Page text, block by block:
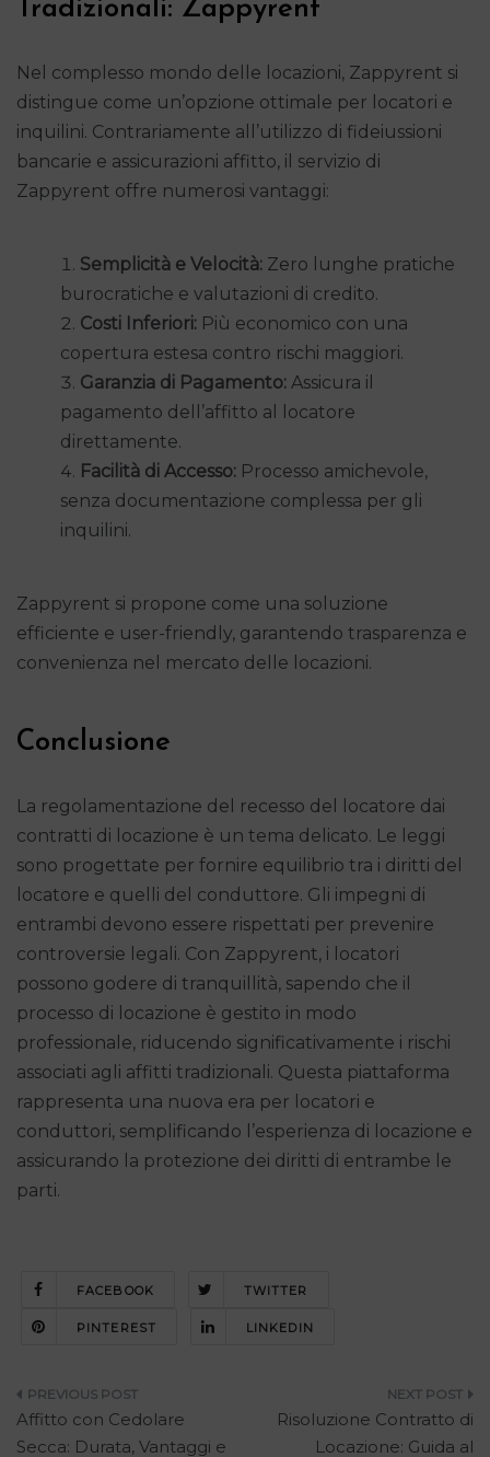
Tradizionali: Zappyrent
Nel complesso mondo delle locazioni, Zappyrent si
distingue come un’opzione ottimale per locatori e
inquilini. Contrariamente all’utilizzo di fideiussioni
bancarie e assicurazioni affitto, il servizio di
Zappyrent offre numerosi vantaggi:
Semplicità e Velocità: Zero lunghe pratiche
burocratiche e valutazioni di credito.
Costi Inferiori: Più economico con una
copertura estesa contro rischi maggiori.
Garanzia di Pagamento: Assicura il
pagamento dell’affitto al locatore
direttamente.
Facilità di Accesso: Processo amichevole,
senza documentazione complessa per gli
inquilini.
Zappyrent si propone come una soluzione
efficiente e user-friendly, garantendo trasparenza e
convenienza nel mercato delle locazioni.
Conclusione
La regolamentazione del recesso del locatore dai
contratti di locazione è un tema delicato. Le leggi
sono progettate per fornire equilibrio tra i diritti del
locatore e quelli del conduttore. Gli impegni di
entrambi devono essere rispettati per prevenire
controversie legali. Con Zappyrent, i locatori
possono godere di tranquillità, sapendo che il
processo di locazione è gestito in modo
professionale, riducendo significativamente i rischi
associati agli affitti tradizionali. Questa piattaforma
rappresenta una nuova era per locatori e
conduttori, semplificando l’esperienza di locazione e
assicurando la protezione dei diritti di entrambe le
parti.
FACEBOOK TWITTER
PINTEREST LINKEDIN
Navigazione
articoli
Affitto con Cedolare
Secca: Durata, Vantaggi e
Risoluzione Contratto di
Locazione: Guida al